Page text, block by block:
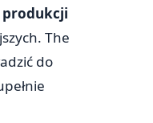
produkcji
The
do